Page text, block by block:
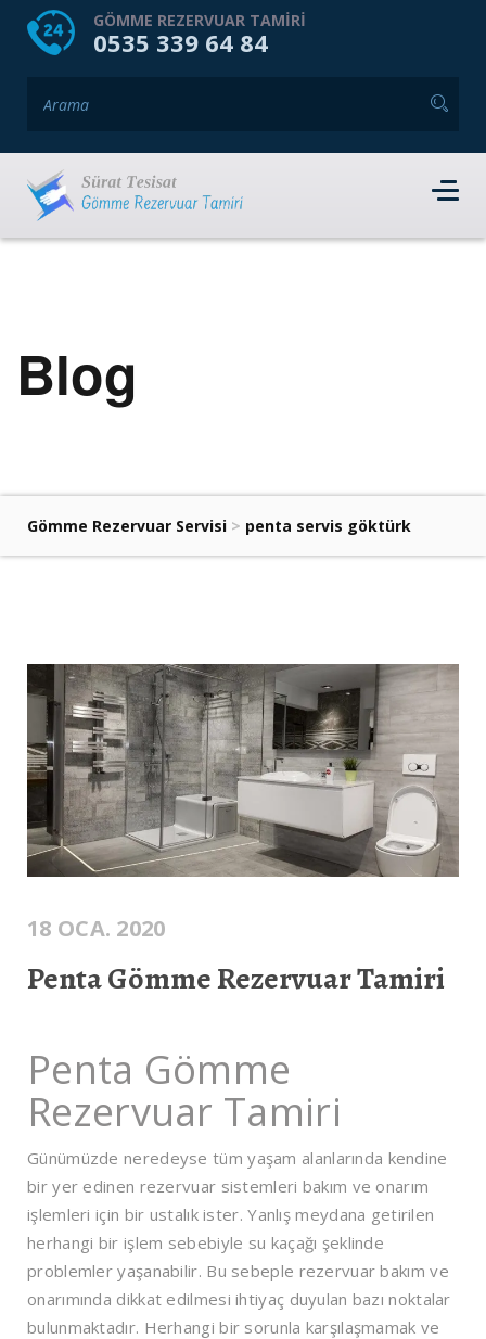
HOME HAKKIMIZDA
GÖMME REZERVUAR TAMIRI
0535 339 64 84
Blog
Gömme Rezervuar Servisi > penta servis göktürk
18 OCA. 2020
Penta Gömme Rezervuar Tamiri
Penta Gömme
Rezervuar Tamiri
Günümüzde neredeyse tüm yaşam alanlarında kendine
bir yer edinen rezervuar sistemleri bakım ve onarım
işlemleri için bir ustalık ister. Yanlış meydana getirilen
herhangi bir işlem sebebiyle su kaçağı şeklinde
problemler yaşanabilir. Bu sebeple rezervuar bakım ve
onarımında dikkat edilmesi ihtiyaç duyulan bazı noktalar
bulunmaktadır. Herhangi bir sorunla karşılaşmamak ve